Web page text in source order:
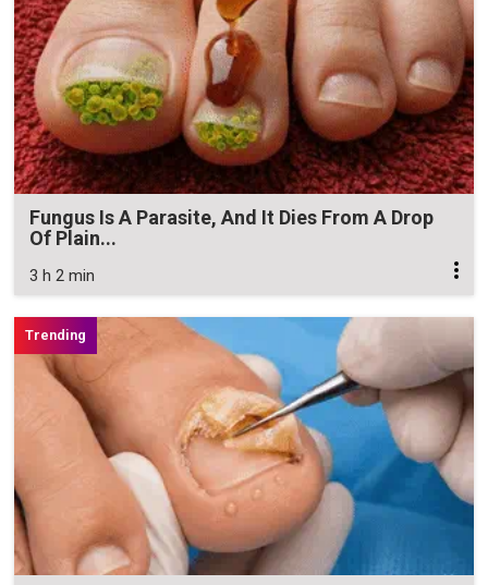
Fungus Is A Parasite, And It Dies From A Drop
Of Plain...
3 h 2 min